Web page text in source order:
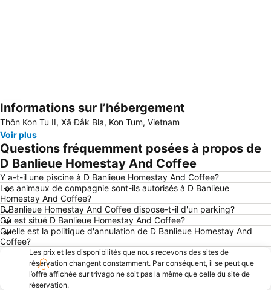
Agrandir la carte
Informations sur l’hébergement
Thôn Kon Tu II, Xã Đắk Bla, Kon Tum, Vietnam
Voir plus
Questions fréquemment posées à propos de
D Banlieue Homestay And Coffee
Y a-t-il une piscine à D Banlieue Homestay And Coffee?
Les animaux de compagnie sont-ils autorisés à D Banlieue
Homestay And Coffee?
D Banlieue Homestay And Coffee dispose-t-il d'un parking?
Où est situé D Banlieue Homestay And Coffee?
Quelle est la politique d'annulation de D Banlieue Homestay And
Coffee?
Les prix et les disponibilités que nous recevons des sites de
réservation changent constamment. Par conséquent, il se peut que
l’offre affichée sur trivago ne soit pas la même que celle du site de
réservation.